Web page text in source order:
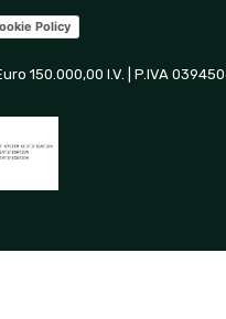
Policy
150.000,00 I.V. | P.IVA